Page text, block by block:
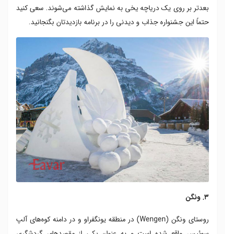
بعدتر بر روی یک دریاچه یخی به نمایش گذاشته می‌شوند. سعی کنید
حتماً این جشنواره جذاب و دیدنی را در برنامه بازدیدتان بگنجانید.
۳. ونگن
روستای ونگن (Wengen) در منطقه یونگفراو و در دامنه کوه‌های آلپ